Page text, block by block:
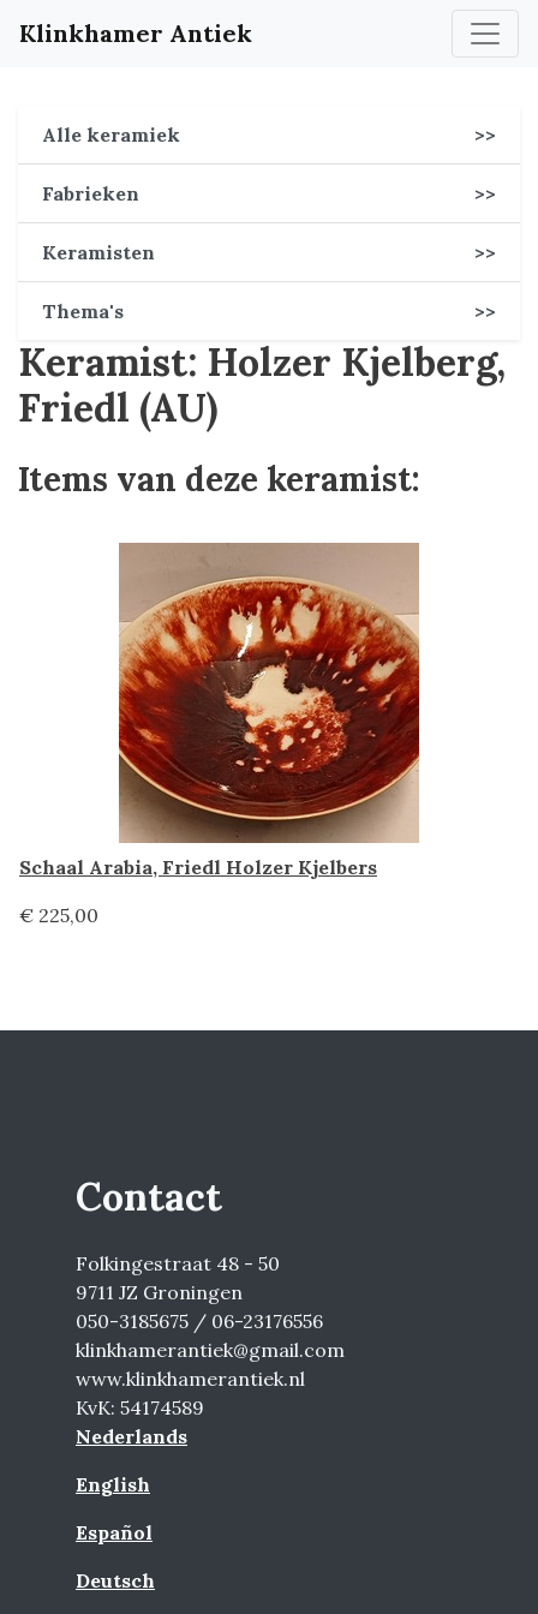
Klinkhamer Antiek
Alle keramiek >>
Fabrieken >>
Keramisten >>
Thema's >>
Keramist: Holzer Kjelberg,
Friedl (AU)
Items van deze keramist:
Schaal Arabia, Friedl Holzer Kjelbers
€ 225,00
Contact
Folkingestraat 48 - 50
9711 JZ Groningen
050-3185675 / 06-23176556
klinkhamerantiek@gmail.com
www.klinkhamerantiek.nl
KvK: 54174589
Nederlands
English
Español
Deutsch